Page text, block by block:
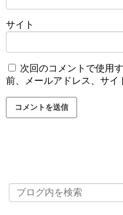
サイト
次回のコメントで使用
前、メールアドレス、サイ